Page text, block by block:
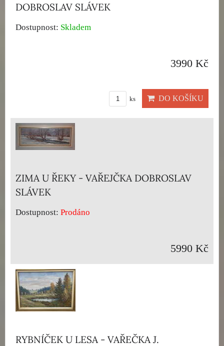
DOBROSLAV SLÁVEK
Dostupnost: Skladem
3990 Kč
ks DO KOŠÍKU
ZIMA U ŘEKY - VAŘEJČKA DOBROSLAV
SLÁVEK
Dostupnost: Prodáno
5990 Kč
RYBNÍČEK U LESA - VAŘEČKA J.